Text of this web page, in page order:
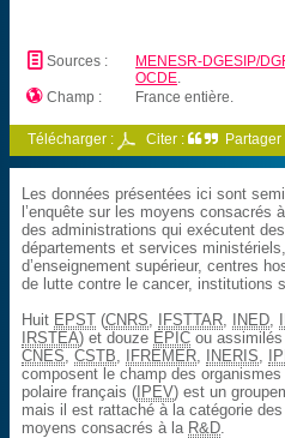
📄 Sources :
MENESR-DGESIP/
OCDE.
 Champ : France entière.
Télécharger : Citer :
Les données présentées ici sont
l’enquête sur les moyens consacrés
des administrations qui exécutent
départements et services ministériels,
d’enseignement supérieur, centres
de lutte contre le cancer, institutions
Huit EPST (CNRS IFSTTAR INED
IRSTEA) et douze EPIC ou
CNES ,CSTB IFREMER INERIS
composent le champ des
polaire français (IPEV) est un
mais il est rattaché à la catégorie des
moyens consacrés à la R&D